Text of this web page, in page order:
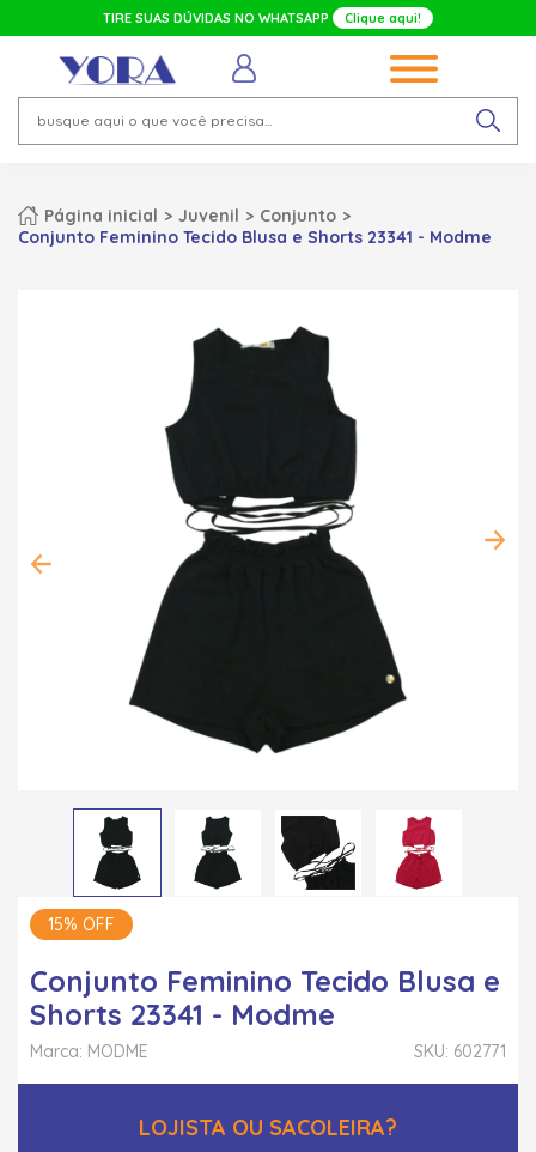
TIRE SUAS DÚVIDAS NO WHATSAPP Clique aqui!
Página inicial Juvenil
Conjunto
Conjunto Feminino Tecido Blusa e Shorts 23341 - Modme
15% OFF
Conjunto Feminino Tecido Blusa e
Shorts 23341 - Modme
SKU: 602771
Marca: MODME
LOJISTA OU SACOLEIRA?